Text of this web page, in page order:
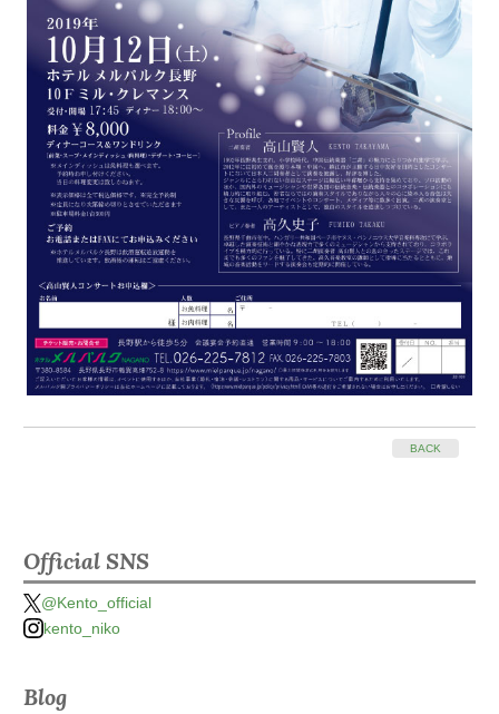
BACK
Official SNS
@Kento_official
kento_niko
Blog